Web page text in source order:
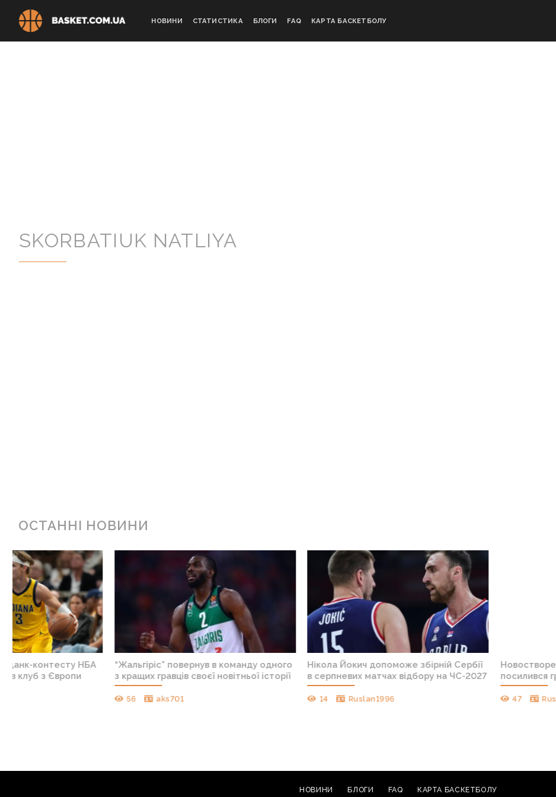
НОВИНИ СТАТИСТИКА БЛОГИ FAQ КАРТА БАСКЕТБОЛУ
SKORBATIUK NATLIYA
ОСТАННІ НОВИНИ
Сербії
ЧС-2027
Новостворейний італійський клуб
посилився гравцем збірної США
Ruslan1996
Айнарс Багатскіс: “Лень у складі,
набирає форму, але остаточне рішення
буде прийнято ближче до старту
Чемпіонат Європи U-16.
Україна:
vodolaz
НОВИНИ БЛОГИ FAQ КАРТА БАСКЕТБОЛУ